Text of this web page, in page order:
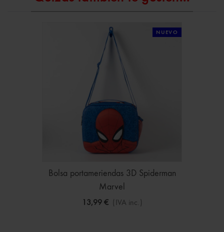
NUEVO
Bolsa portameriendas 3D Spiderman
Marvel
13,99 € (IVA inc.)